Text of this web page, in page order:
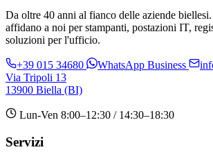
Da oltre 40 anni al fianco delle aziende
affidano a noi per stampanti, postazioni IT,
soluzioni per l'ufficio.
+39 015 34680 WhatsApp Business
Via Tripoli 13
13900 Biella (BI)
Lun-Ven 8:00–12:30 / 14:30–18:30
Servizi